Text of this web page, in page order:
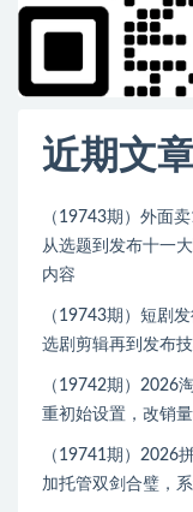
近期文
（19743期）外面
从选题到发布十一
内容
（19743期）短剧
选剧剪辑再到发布
（19742期）2026
重初始设置，改销
（19741期）2026
加托管双剑合璧，